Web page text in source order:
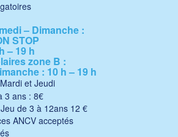
– Dimanche :
STOP
– 19 h
zone B :
: 10 h – 19 h
et Jeudi
3 ans : 8€
de 3 à 12ans 12 €
ANCV acceptés